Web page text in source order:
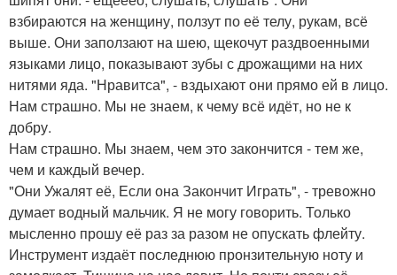
взбираются на женщину, ползут по её телу, рукам, всё
выше. Они заползают на шею, щекочут раздвоенными
языками лицо, показывают зубы с дрожащими на них
нитями яда. "Нравитса", - вздыхают они прямо ей в лицо.
Нам страшно. Мы не знаем, к чему всё идёт, но не к
добру.
Нам страшно. Мы знаем, чем это закончится - тем же,
чем и каждый вечер.
"Они Ужалят её, Если она Закончит Играть", - тревожно
думает водный мальчик. Я не могу говорить. Только
мысленно прошу её раз за разом не опускать флейту.
Инструмент издаёт последнюю пронзительную ноту и